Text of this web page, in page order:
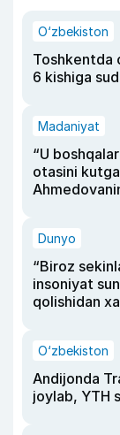
O‘zbekiston
Toshkentda
6 kishiga
Madaniyat
“U
otasini
Dunyo
“Biroz
insoniyat
qolishidan
O‘zbekiston
Andijonda
joylab, YTH